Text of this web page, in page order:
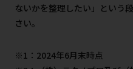
ないかを整理したい」という
さい。
※1：2024年6月末時点